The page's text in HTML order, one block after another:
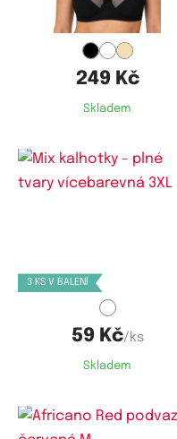
85C, 90D,
95C,95D,100B,100C,100D,
105C, 105D, 110C,
249 Kč
Skladem
3 KS V BALENÍ
59 Kč/ks
Skladem